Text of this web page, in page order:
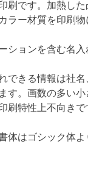
刷です。加熱し
ラー材質を印刷物
ションを含む名
できる情報は社名
す。画数の多い
刷特性上不向き
体はゴシック体